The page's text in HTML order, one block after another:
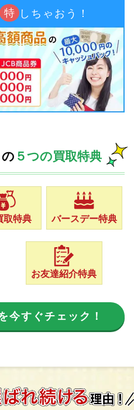
特 しちゃおう！
５つの買取特典
取特典 バースデー特典
お友達紹介特典
今すぐチェック！